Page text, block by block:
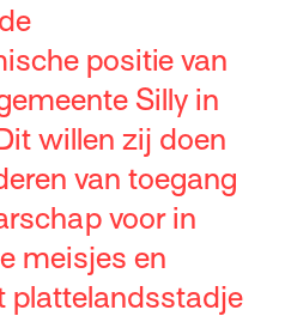
positie van
Silly in
willen zij doen
van toegang
voor in
meisjes en
plattelandsstadje